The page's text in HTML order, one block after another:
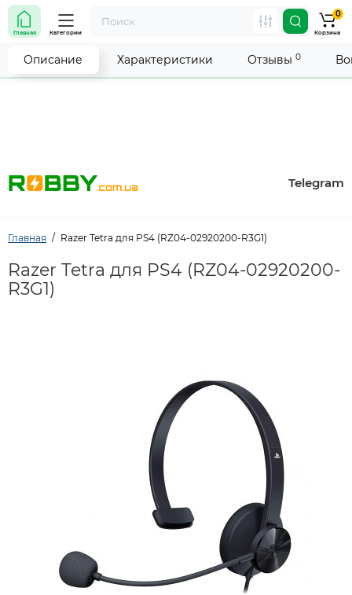
Внимание! Работа магазина временно приостановлена.
Мы делаем всё возможное, чтобы возобновить прием
заказов как можно скорее.
Telegram
Главная Категории
0
Корзина
Главная Razer Tetra для PS4 (RZ04-02920200-R3G1)
Razer Tetra для PS4 (RZ04-02920200-
R3G1)
Описание Характеристики Отзывы 0